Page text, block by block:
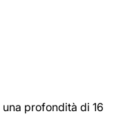
profondità di 16